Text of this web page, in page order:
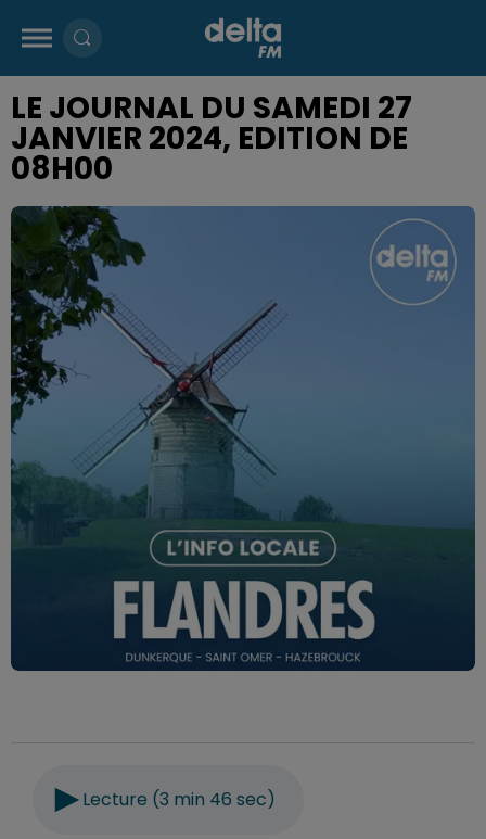
LE JOURNAL DU SAMEDI 27
JANVIER 2024, EDITION DE
08H00
Lecture (3 min 46 sec)